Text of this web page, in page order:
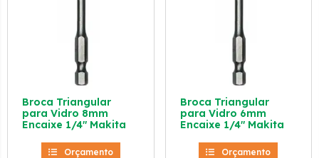
Broca Triangular
para Vidro 8mm
Encaixe 1/4″ Makita
Orçamento
Broca Triangular
para Vidro 6mm
Encaixe 1/4″ Makita
Orçamento